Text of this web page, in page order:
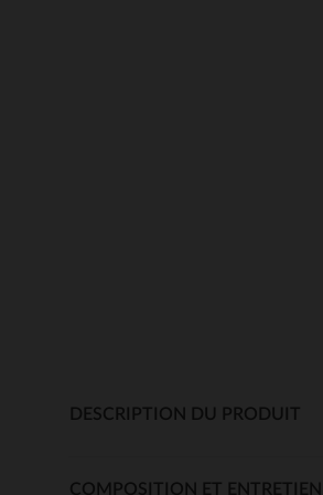
DESCRIPTION DU PRODUIT
COMPOSITION ET ENTRETIEN